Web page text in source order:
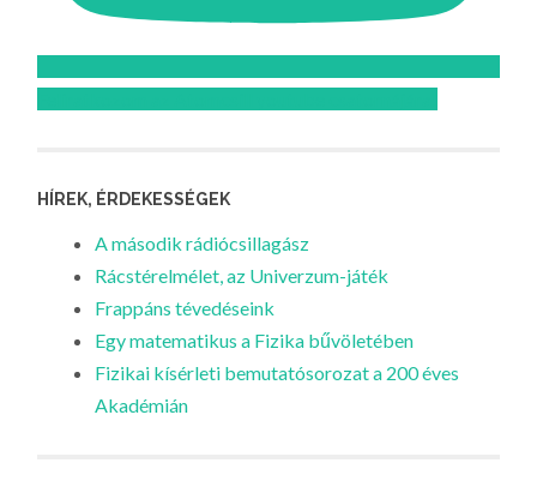
HÍREK, ÉRDEKESSÉGEK
A második rádiócsillagász
Rácstérelmélet, az Univerzum-játék
Frappáns tévedéseink
Egy matematikus a Fizika bűvöletében
Fizikai kísérleti bemutatósorozat a 200 éves
Akadémián